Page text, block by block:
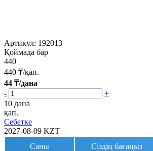
Артикул: 192013
Қоймада бар
440
440 ₸/қап.
44 ₸/дана
-
+
10 дана
қап.
Себетке
2027-08-09 KZT
Саны
Сіздің бағаңыз